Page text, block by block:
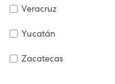
Veracruz
Yucatán
Zacatecas